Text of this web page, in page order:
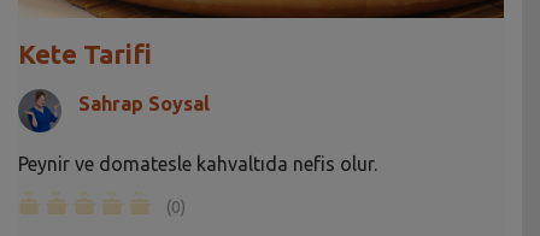
Kete Tarifi
Sahrap Soysal
Peynir ve domatesle kahvaltıda nefis olur.
(0)